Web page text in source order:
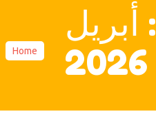
Monthly Archives: أبريل
2026
Home